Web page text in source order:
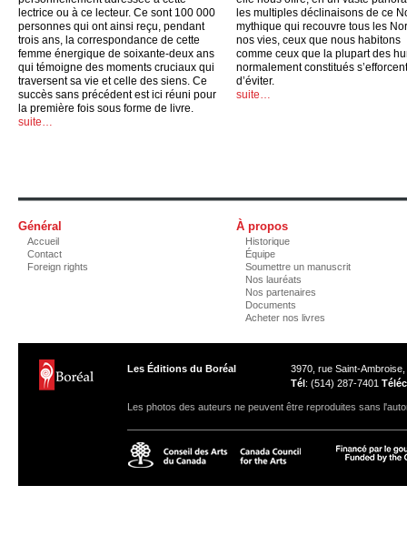
lectrice ou à ce lecteur. Ce sont 100 000
personnes qui ont ainsi reçu, pendant
trois ans, la correspondance de cette
femme énergique de soixante-deux ans
qui témoigne des moments cruciaux qui
traversent sa vie et celle des siens. Ce
succès sans précédent est ici réuni pour
la première fois sous forme de livre.
suite…
les multiples déclinaisons de ce
mythique qui recouvre tous les
nos vies, ceux que nous habitons
comme ceux que la plupart des
normalement constitués s’efforcent
d’éviter.
suite…
Général
Accueil
Contact
Foreign rights
À propos
Historique
Équipe
Soumettre un manuscrit
Nos lauréats
Nos partenaires
Documents
Acheter nos livres
Les Éditions du Boréal
3970, rue Saint-
Tél: (514) 287-7401 Téléc
Les photos des auteurs ne peuvent être reproduites sans